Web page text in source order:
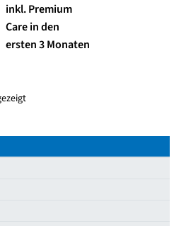
inkl. Premium
Care in den
ersten 3 Monaten